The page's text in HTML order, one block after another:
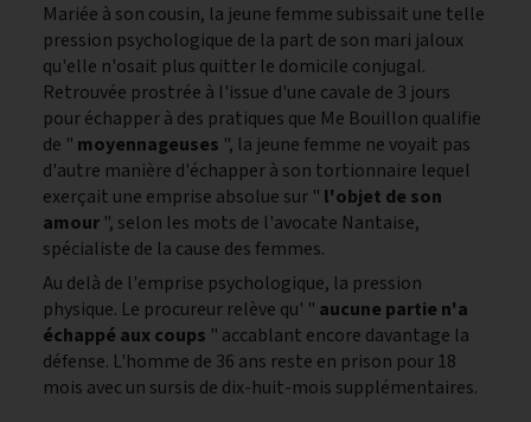
Mariée à son cousin, la jeune femme subissait une telle
pression psychologique de la part de son mari jaloux
qu'elle n'osait plus quitter le domicile conjugal.
Retrouvée prostrée à l'issue d'une cavale de 3 jours
pour échapper à des pratiques que Me Bouillon qualifie
de " moyennageuses ", la jeune femme ne voyait pas
d'autre manière d'échapper à son tortionnaire lequel
exerçait une emprise absolue sur " l'objet de son
amour ", selon les mots de l'avocate Nantaise,
spécialiste de la cause des femmes.
Au delà de l'emprise psychologique, la pression
physique. Le procureur relève qu' " aucune partie n'a
échappé aux coups " accablant encore davantage la
défense. L'homme de 36 ans reste en prison pour 18
mois avec un sursis de dix-huit-mois supplémentaires.